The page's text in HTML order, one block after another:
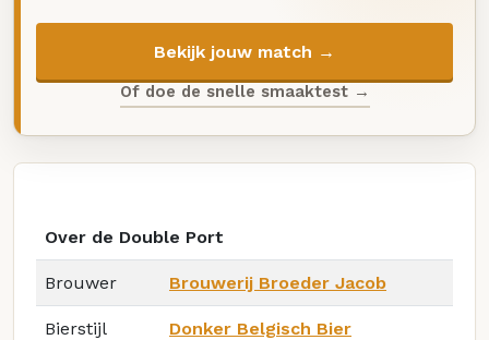
Bekijk jouw match →
Of doe de snelle smaaktest →
Over de Double Port
Brouwer Brouwerij Broeder Jacob
Bierstijl Donker Belgisch Bier